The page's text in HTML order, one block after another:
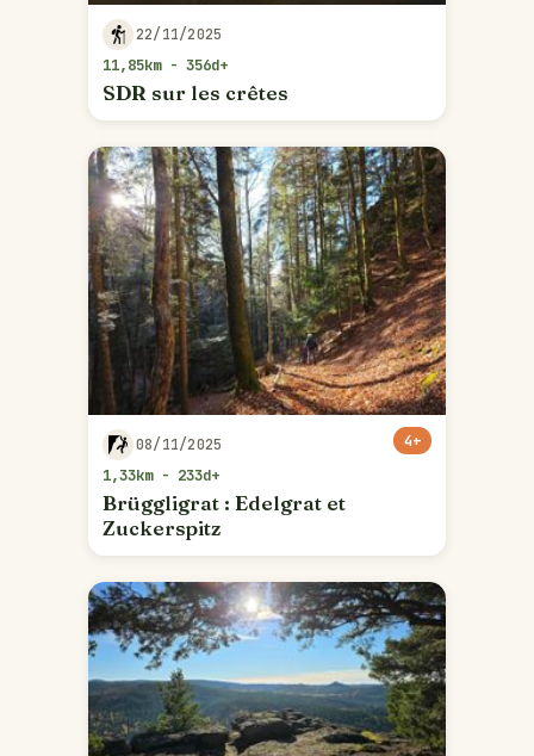
22/11/2025
11,85km - 356d+
SDR sur les crêtes
08/11/2025
1,33km - 233d+
Brüggligrat : Edelgrat et
Zuckerspitz
4+